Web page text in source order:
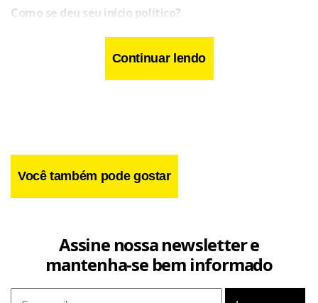
Como se deu seu início político?
Continuar lendo
Você também pode gostar
Assine nossa newsletter e
mantenha-se bem informado